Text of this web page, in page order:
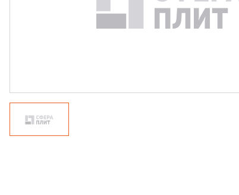
ФАНЕРА